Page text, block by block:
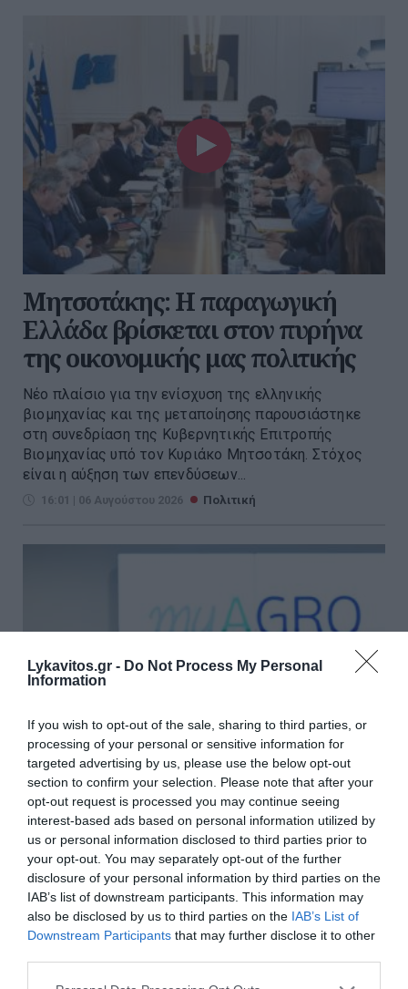
Lykavitos.gr - Do Not Process My Personal
Information
If you wish to opt-out of the sale, sharing to third parties, or
processing of your personal or sensitive information for
targeted advertising by us, please use the below opt-out
section to confirm your selection. Please note that after your
opt-out request is processed you may continue seeing
interest-based ads based on personal information utilized by
us or personal information disclosed to third parties prior to
your opt-out. You may separately opt-out of the further
disclosure of your personal information by third parties on the
IAB’s list of downstream participants. This information may
also be disclosed by us to third parties on the IAB’s List of
Downstream Participants that may further disclose it to other
Please note that this website/app uses one or more Google
Μητσοτάκης: Η παραγωγική
Ελλάδα βρίσκεται στον πυρήνα
της οικονομικής μας πολιτικής
Νέο πλαίσιο για την ενίσχυση της ελληνικής
βιομηχανίας και της μεταποίησης παρουσιάστηκε
στη συνεδρίαση της Κυβερνητικής Επιτροπής
Βιομηχανίας υπό τον Κυριάκο Μητσοτάκη. Στόχος
είναι η αύξηση των επενδύσεων...
16:01 | 06 Αυγούστου 2026 Πολιτική
Νέα εποχή στις αγροτικές
ενισχύσεις: Παρουσιάστηκε το
myAGRO παρουσία Μητσοτάκη
O Πρωθυπουργος Κυριάκος Μητσοτάκης
επισκέφθηκε τις εγκαταστάσεις της ΑΑΔΕ όπου
έγινε η παρουσίαση της πλατφόρμας ΜΥAGRO.
Μιλώντας για τη νέα κρατική πλατφόρμα